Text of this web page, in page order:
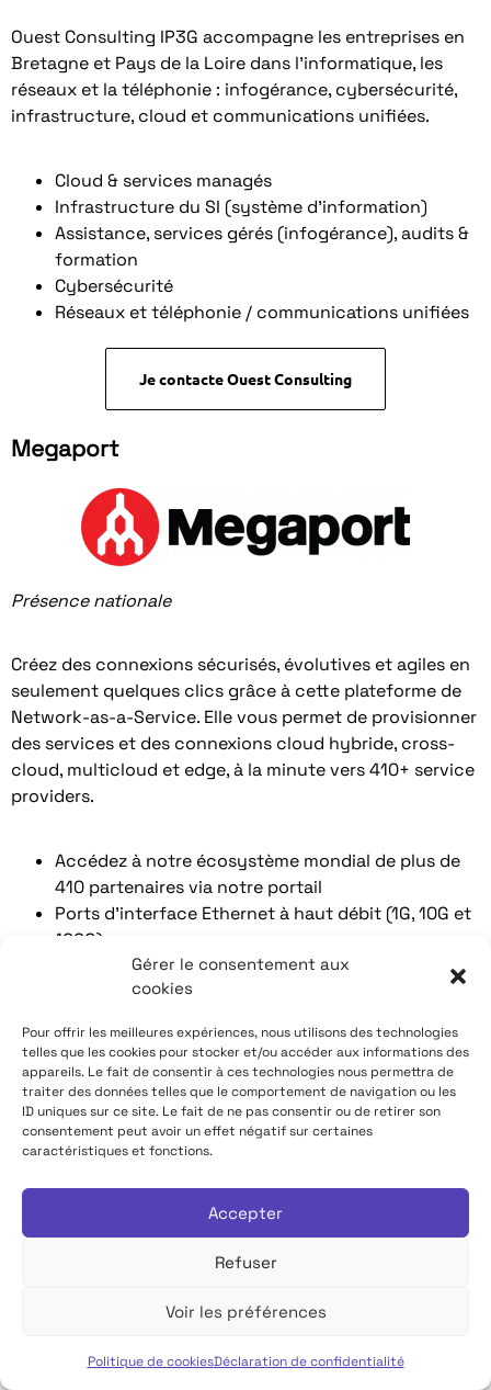
Gérer le consentement aux
cookies
Pour offrir les meilleures expériences, nous utilisons des technologies
telles que les cookies pour stocker et/ou accéder aux informations des
appareils. Le fait de consentir à ces technologies nous permettra de
traiter des données telles que le comportement de navigation ou les
ID uniques sur ce site. Le fait de ne pas consentir ou de retirer son
consentement peut avoir un effet négatif sur certaines
caractéristiques et fonctions.
Accepter
Refuser
Voir les préférences
Politique de cookiesDéclaration de confidentialité
Ouest Consulting IP3G accompagne les entreprises en
Bretagne et Pays de la Loire dans l’informatique, les
réseaux et la téléphonie : infogérance, cybersécurité,
infrastructure, cloud et communications unifiées.
Cloud & services managés
Infrastructure du SI (système d’information)
Assistance, services gérés (infogérance), audits &
formation
Cybersécurité
Réseaux et téléphonie / communications unifiées
Je contacte Ouest Consulting
Megaport
Présence nationale
Créez des connexions sécurisés, évolutives et agiles en
seulement quelques clics grâce à cette plateforme de
Network-as-a-Service. Elle vous permet de provisionner
des services et des connexions cloud hybride, cross-
cloud, multicloud et edge, à la minute vers 410+ service
providers.
Accédez à notre écosystème mondial de plus de
410 partenaires via notre portail
Ports d’interface Ethernet à haut débit (1G, 10G et
100G)
MCR : Routeur cloud Megaport
MVE : Megaport Virtual Edge fournit des capacités
Je contacte Megaport
SYS 1
Présence sur le Data Center TDF de Bordeaux
Français